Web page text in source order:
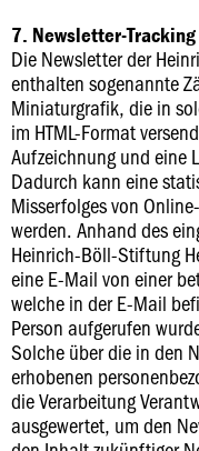
7. Newsletter-Tracking
Die Newsletter der
enthalten sogenannte
Miniaturgrafik, die in
im HTML-Format
Aufzeichnung und eine
Dadurch kann eine
Misserfolges von
werden. Anhand des
Heinrich-Böll-Stiftung
eine E-Mail von einer
welche in der E-Mail
Person aufgerufen
Solche über die in den
erhobenen
die Verarbeitung
ausgewertet, um den